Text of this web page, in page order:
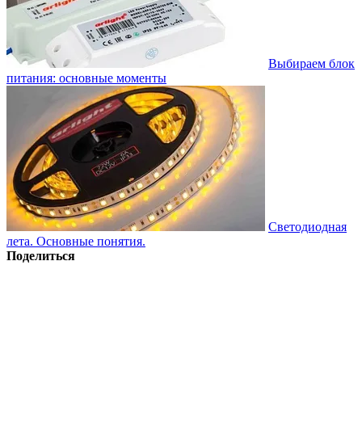
Выбираем блок
питания: основные моменты
Светодиодная
лета. Основные понятия.
Поделиться